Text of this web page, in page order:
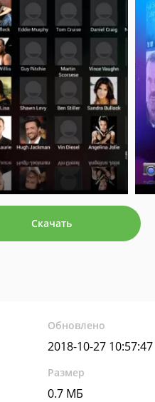
Скачать
Обновлено
2018-10-27 10:57:47
Размер
0.7 МБ